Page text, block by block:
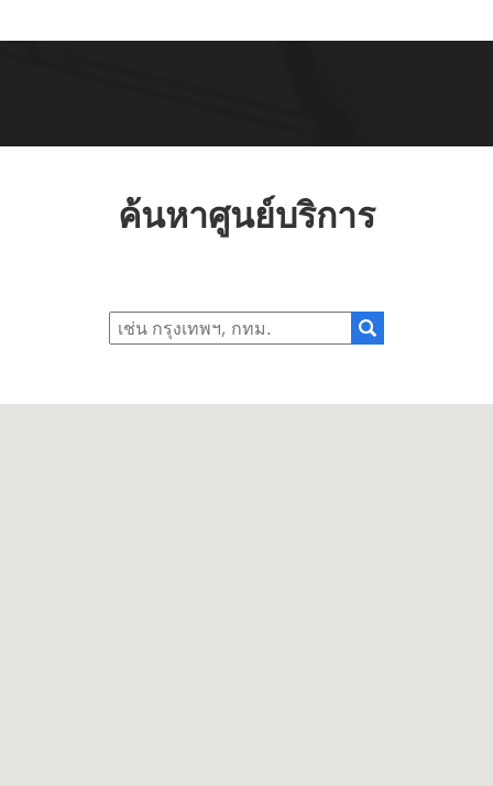
ค้นหาศูนย์บริการ